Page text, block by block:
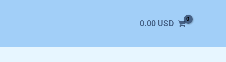
0.00 USD